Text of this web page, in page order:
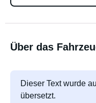
Über das
Dieser Text wurde
übersetzt.